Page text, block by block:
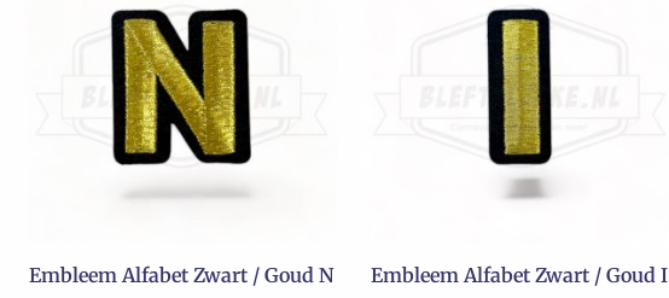
Embleem Alfabet Zwart / Goud N Embleem Alfabet Zwart / Goud I